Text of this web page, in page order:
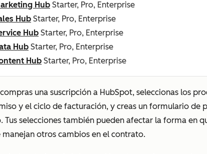
Hub Starter, Pro, Enterprise
Hub Starter, Pro, Enterprise
Hub Starter, Pro, Enterprise
Hub Starter, Pro, Enterprise
Hub Starter, Pro, Enterprise
una suscripción a HubSpot, seleccionas los
y el ciclo de facturación, y creas un formulario de
Tus selecciones también pueden afectar la forma en
manejan otros cambios en el contrato.